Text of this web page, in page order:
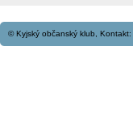
© Kyjský občanský klub, Kontakt: